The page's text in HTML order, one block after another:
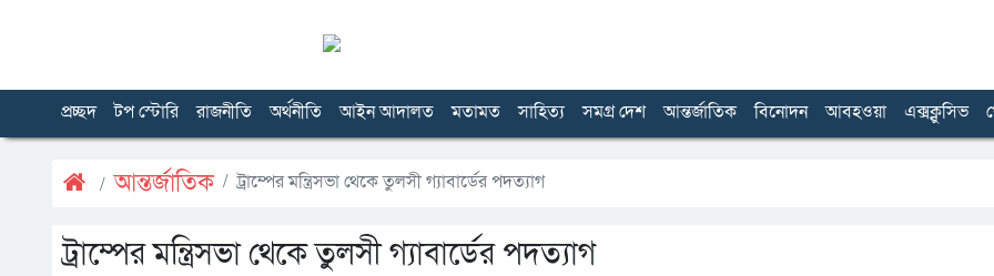
প্রচ্ছদ টপ স্টোরি রাজনীতি অর্থনীতি আইন আদালত মতামত সাহিত্য সমগ্র দেশ আন্তর্জাতিক বিনোদন আবহওয়া এক্সক্লুসিভ
আন্তর্জাতিক ট্রাম্পের মন্ত্রিসভা থেকে তুলসী গ্যাবার্ডের পদত্যাগ
ট্রাম্পের মন্ত্রিসভা থেকে তুলসী গ্যাবার্ডের পদত্যাগ